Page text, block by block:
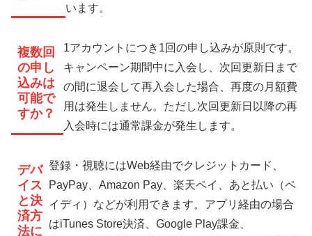
います。
複数回
の申し
込みは
可能で
すか？
1アカウントにつき1回の申し込みが原則です。
キャンペーン期間中に入会し、次回更新日まで
の間に退会して再入会した場合、再度の月額費
用は発生しません。ただし次回更新日以降の再
入会時には通常課金が発生します。
デバ
イス
と決
済方
法に
登録・視聴にはWeb経由でクレジットカード、
PayPay、Amazon Pay、楽天ペイ、あと払い（ペ
イディ）などが利用できます。アプリ経由の場合
はiTunes Store決済、Google Play課金、